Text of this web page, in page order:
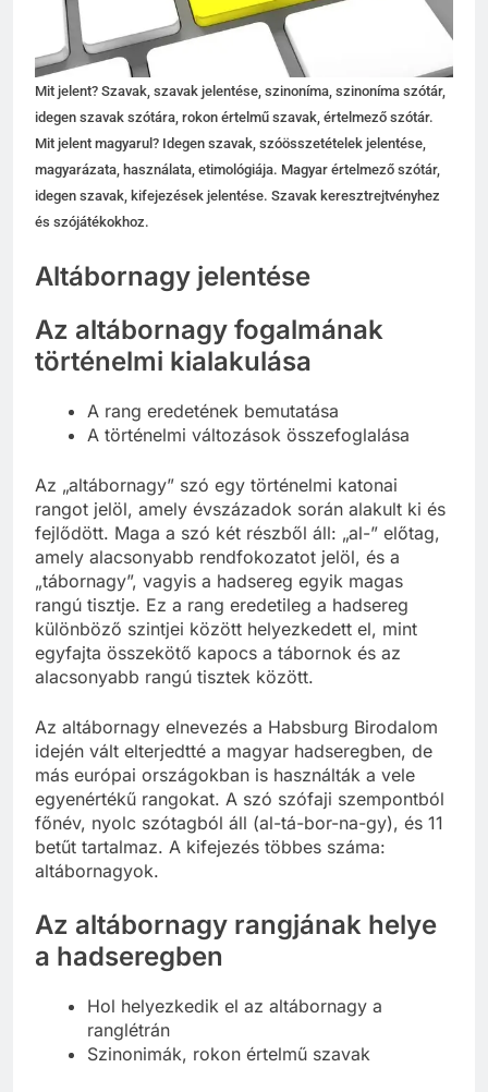
Mit jelent? Szavak, szavak jelentése, szinoníma, szinoníma szótár,
idegen szavak szótára, rokon értelmű szavak, értelmező szótár.
Mit jelent magyarul? Idegen szavak, szóösszetételek jelentése,
magyarázata, használata, etimológiája. Magyar értelmező szótár,
idegen szavak, kifejezések jelentése. Szavak keresztrejtvényhez
és szójátékokhoz.
Altábornagy jelentése
Az altábornagy fogalmának
történelmi kialakulása
A rang eredetének bemutatása
A történelmi változások összefoglalása
Az „altábornagy” szó egy történelmi katonai
rangot jelöl, amely évszázadok során alakult ki és
fejlődött. Maga a szó két részből áll: „al-” előtag,
amely alacsonyabb rendfokozatot jelöl, és a
„tábornagy”, vagyis a hadsereg egyik magas
rangú tisztje. Ez a rang eredetileg a hadsereg
különböző szintjei között helyezkedett el, mint
egyfajta összekötő kapocs a tábornok és az
alacsonyabb rangú tisztek között.
Az altábornagy elnevezés a Habsburg Birodalom
idején vált elterjedtté a magyar hadseregben, de
más európai országokban is használták a vele
egyenértékű rangokat. A szó szófaji szempontból
főnév, nyolc szótagból áll (al-tá-bor-na-gy), és 11
betűt tartalmaz. A kifejezés többes száma:
altábornagyok.
Az altábornagy rangjának helye
a hadseregben
Hol helyezkedik el az altábornagy a
ranglétrán
Szinonimák, rokon értelmű szavak